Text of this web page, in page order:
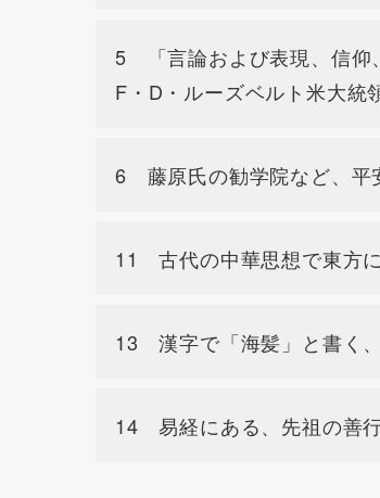
5 「言論および表現、信仰
F・D・ルーズベルト米大統
6 藤原氏の勧学院など、平
11 古代の中華思想で東方
13 漢字で「海髪」と書く
14 易経にある、先祖の善